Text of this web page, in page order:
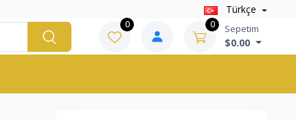
Türkçe
0 0 Sepetim
$0.00